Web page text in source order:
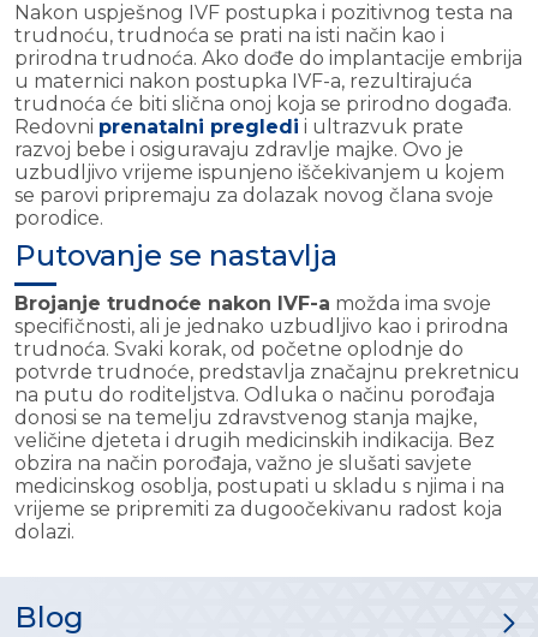
Nakon uspješnog IVF postupka i pozitivnog testa na
trudnoću, trudnoća se prati na isti način kao i
prirodna trudnoća. Ako dođe do implantacije embrija
u maternici nakon postupka IVF-a, rezultirajuća
trudnoća će biti slična onoj koja se prirodno događa.
Redovni prenatalni pregledi i ultrazvuk prate
razvoj bebe i osiguravaju zdravlje majke. Ovo je
uzbudljivo vrijeme ispunjeno iščekivanjem u kojem
se parovi pripremaju za dolazak novog člana svoje
porodice.
Putovanje se nastavlja
Brojanje trudnoće nakon IVF-a možda ima svoje
specifičnosti, ali je jednako uzbudljivo kao i prirodna
trudnoća. Svaki korak, od početne oplodnje do
potvrde trudnoće, predstavlja značajnu prekretnicu
na putu do roditeljstva. Odluka o načinu porođaja
donosi se na temelju zdravstvenog stanja majke,
veličine djeteta i drugih medicinskih indikacija. Bez
obzira na način porođaja, važno je slušati savjete
medicinskog osoblja, postupati u skladu s njima i na
vrijeme se pripremiti za dugoočekivanu radost koja
dolazi.
Blog